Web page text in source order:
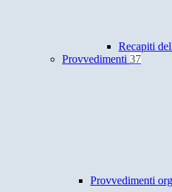
Recapiti
Provvedimenti 37
Provvedimenti